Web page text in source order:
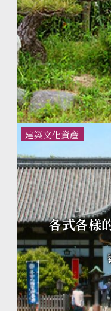
建築文化資產
各式各樣